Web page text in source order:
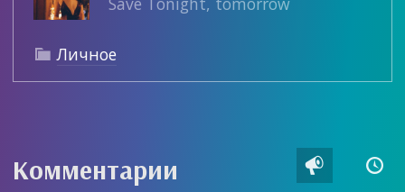
 Личное
Комментарии  